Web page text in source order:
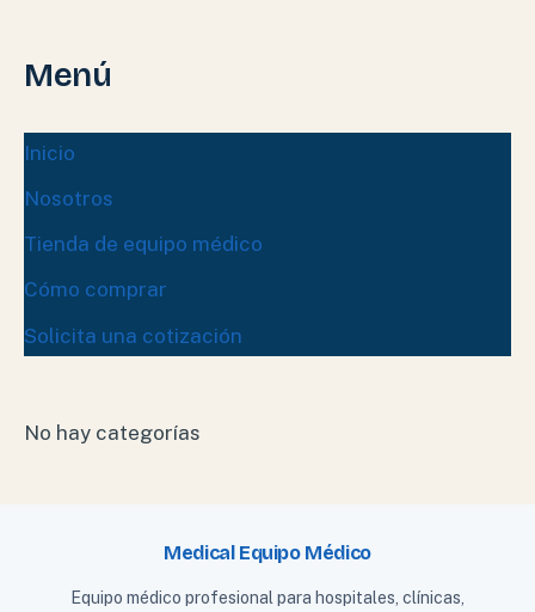
Menú
Inicio
Nosotros
Tienda de equipo médico
Cómo comprar
Solicita una cotización
No hay categorías
Medical Equipo Médico
Equipo médico profesional para hospitales, clínicas,